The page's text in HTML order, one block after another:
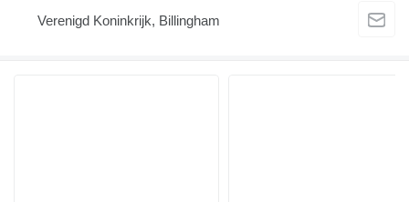
Verenigd Koninkrijk, Billingham